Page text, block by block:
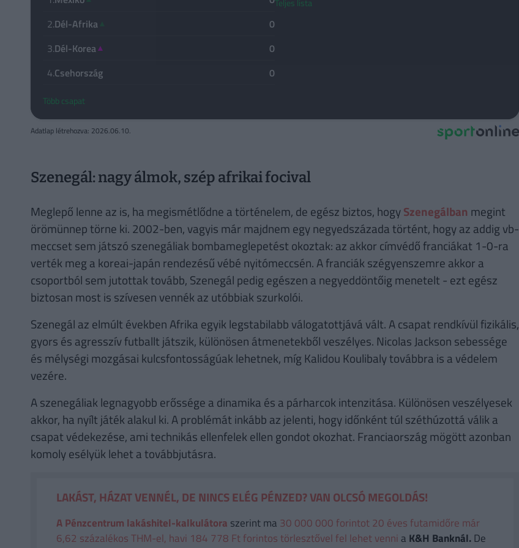
2.Dél-Afrika
0
3.Dél-Korea▲
0
4.Csehország 0
Több csapat
Teljes lista
Adatlap létrehozva: 2026.06.10.
Szenegál: nagy álmok, szép afrikai focival
Meglepő lenne az is, ha megismétlődne a történelem, de egész biztos, hogySzenegálban megint
örömünnep törne ki. 2002-ben, vagyis már majdnem egy negyedszázada történt, hogy az addig vb-
meccset sem játszó szenegáliak bombameglepetést okoztak: az akkor címvédő franciákat 1-0-ra
verték meg a koreai-japán rendezésű vébé nyitómeccsén. A franciák szégyenszemre akkor a
csoportból sem jutottak tovább, Szenegál pedig egészen a negyeddöntőig menetelt - ezt egész
biztosan most is szívesen vennék az utóbbiak szurkolói.
Szenegál az elmúlt években Afrika egyik legstabilabb válogatottjává vált. A csapat rendkívül fizikális,
gyors és agresszív futballt játszik, különösen átmenetekből veszélyes. Nicolas Jackson sebessége
és mélységi mozgásai kulcsfontosságúak lehetnek, míg Kalidou Koulibaly továbbra is a védelem
vezére.
A szenegáliak legnagyobb erőssége a dinamika és a párharcok intenzitása. Különösen veszélyesek
akkor, ha nyílt játék alakul ki. A problémát inkább az jelenti, hogy időnként túl széthúzottá válik a
csapat védekezése, ami technikás ellenfelek ellen gondot okozhat. Franciaország mögött azonban
komoly esélyük lehet a továbbjutásra.
LAKÁST, HÁZAT VENNÉL, DE NINCS ELÉG PÉNZED? VAN OLCSÓ MEGOLDÁS!
A Pénzcentrum lakáshitel-kalkulátora szerint ma 30 000 000 forintot 20 éves futamidőre már
6,62 százalékos THM-el, havi 184 778 Ft forintos törlesztővel fel lehet venni a K&H Banknál.De